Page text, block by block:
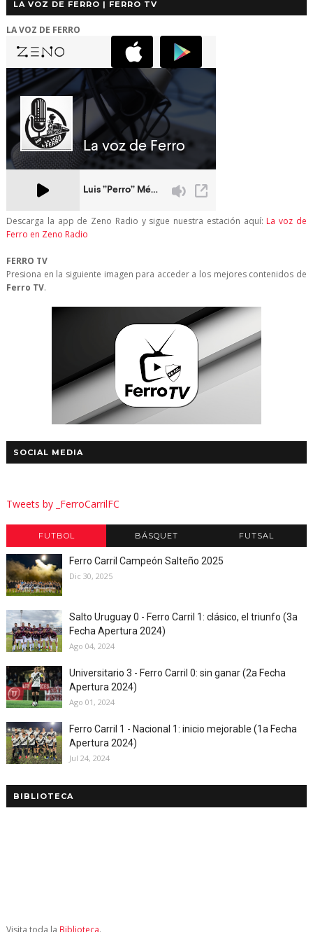
LA VOZ DE FERRO | FERRO TV
LA VOZ DE FERRO
Descarga la app de Zeno Radio y sigue nuestra estación aquí: La voz de
Ferro en Zeno Radio
FERRO TV
Presiona en la siguiente imagen para acceder a los mejores contenidos de
Ferro TV.
SOCIAL MEDIA
Tweets by _FerroCarrilFC
FUTBOL BÁSQUET FUTSAL
Ferro Carril Campeón Salteño 2025
Dic 30, 2025
Salto Uruguay 0 - Ferro Carril 1: clásico, el triunfo (3a
Fecha Apertura 2024)
Ago 04, 2024
Universitario 3 - Ferro Carril 0: sin ganar (2a Fecha
Apertura 2024)
Ago 01, 2024
Ferro Carril 1 - Nacional 1: inicio mejorable (1a Fecha
Apertura 2024)
Jul 24, 2024
BIBLIOTECA
Visita toda la Biblioteca.